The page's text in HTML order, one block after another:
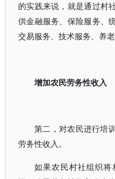
的实践来说，就是通过村
供金融服务、保险服务、
交易服务、技术服务、养老
增加农民劳务性收入
第二，对农民进行培
劳务性收入。
如果农民村社组织